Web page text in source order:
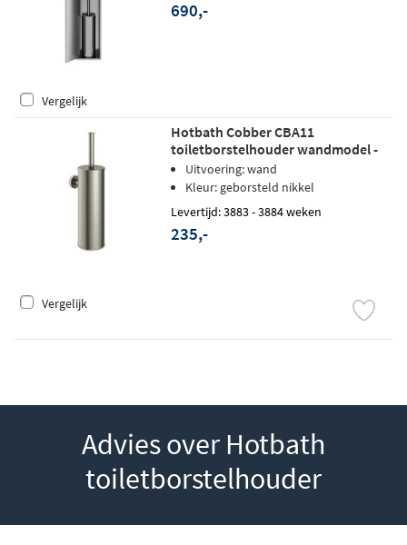
690,-
Vergelijk
Hotbath Cobber CBA11
toiletborstelhouder wandmodel -
geborsteld nikkel
Uitvoering: wand
Kleur: geborsteld nikkel
Levertijd: 3883 - 3884 weken
235,-
Vergelijk
Advies over Hotbath
toiletborstelhouder